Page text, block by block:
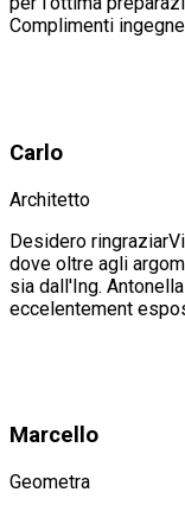
Complimenti
Carlo
Architetto
Desidero
dove oltre agli
sia dall'Ing.
eccelentement
Marcello
Geometra